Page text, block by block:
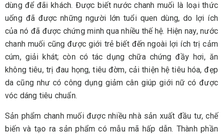
dùng để đãi khách. Được biết nước chanh muối là loại thức
uống đã được những người lớn tuổi quen dùng, do lợi ích
của nó đã được chứng minh qua nhiều thế hệ. Hiện nay, nước
chanh muối cũng được giới trẻ biết đến ngoài lợi ích trị cảm
cúm, giải khát; còn có tác dụng chữa chứng đầy hơi, ăn
không tiêu, trị đau họng, tiêu đờm, cải thiện hệ tiêu hóa, đẹp
da cũng như có công dụng giảm cân giúp giới nữ có được
vóc dáng tiêu chuẩn.
Sản phẩm chanh muối được nhiều nhà sản xuất đầu tư, chế
biến và tạo ra sản phẩm có mẫu mã hấp dẫn. Thành phần